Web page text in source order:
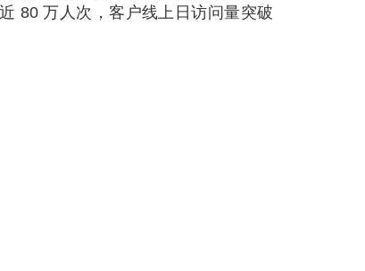
80 万人次，客户线上日访问量突破